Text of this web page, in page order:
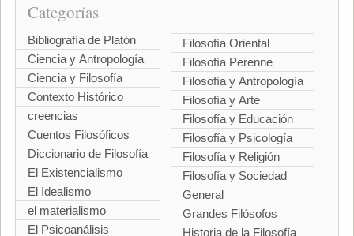
Categorías
Bibliografía de Platón
Ciencia y Antropología
Ciencia y Filosofía
Contexto Histórico
creencias
Cuentos Filosóficos
Diccionario de Filosofía
El Existencialismo
El Idealismo
el materialismo
El Psicoanálisis
Filosofía Oriental
Filosofía Perenne
Filosofía y Antropología
Filosofía y Arte
Filosofía y Educación
Filosofía y Psicología
Filosofía y Religión
Filosofía y Sociedad
General
Grandes Filósofos
Historia de la Filosofía